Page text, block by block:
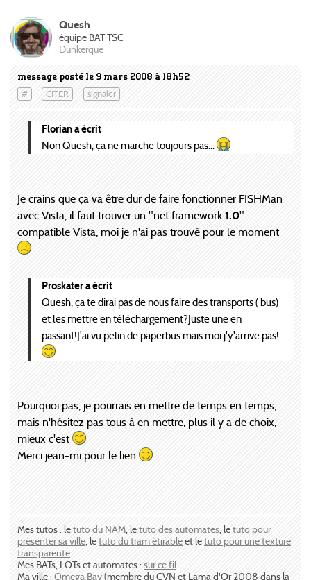
message posté le 9 mars 2008 à 18h52
# CITER signaler
Quesh
équipe BAT TSC
Dunkerque
Florian a écrit
Non Quesh, ça ne marche toujours pas...
Je crains que ça va être dur de faire fonctionner FISHMan
avec Vista, il faut trouver un ".net framework 1.0"
compatible Vista, moi je n'ai pas trouvé pour le moment
Proskater a écrit
Quesh, ça te dirai pas de nous faire des transports ( bus)
et les mettre en téléchargement?Juste une en
passant!J'ai vu pelin de paperbus mais moi j'y'arrive pas!
Pourquoi pas, je pourrais en mettre de temps en temps,
mais n'hésitez pas tous à en mettre, plus il y a de choix,
mieux c'est
Merci jean-mi pour le lien
Mes tutos : letuto du NAM, letuto des automates, letuto pour
présenter sa ville, letuto du tram étirableet letuto pour une texture
transparente
Mes BATs, LOTs et automates :sur ce fil
Ma ville :Omega Bay(membre du CVN et Lama d'Or 2008 dans la